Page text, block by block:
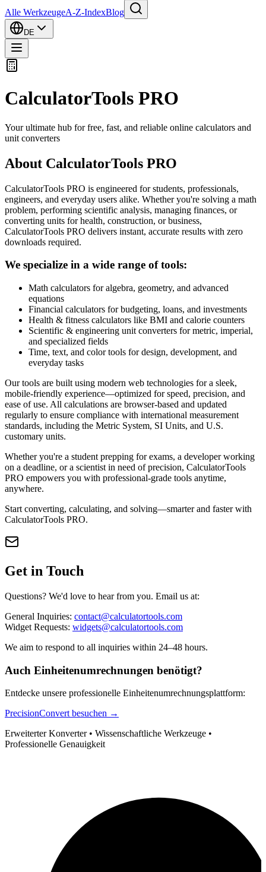
Alle WerkzeugeA-Z-IndexBlog
DE
CalculatorTools PRO
Your ultimate hub for free, fast, and reliable online calculators and
unit converters
About CalculatorTools PRO
CalculatorTools PRO is engineered for students, professionals,
engineers, and everyday users alike. Whether you're solving a math
problem, performing scientific analysis, managing finances, or
converting units for health, construction, or business,
CalculatorTools PRO delivers instant, accurate results with zero
downloads required.
We specialize in a wide range of tools:
Math calculators for algebra, geometry, and advanced
equations
Financial calculators for budgeting, loans, and investments
Health & fitness calculators like BMI and calorie counters
Scientific & engineering unit converters for metric, imperial,
and specialized fields
Time, text, and color tools for design, development, and
everyday tasks
Our tools are built using modern web technologies for a sleek,
mobile-friendly experience—optimized for speed, precision, and
ease of use. All calculations are browser-based and updated
regularly to ensure compliance with international measurement
standards, including the Metric System, SI Units, and U.S.
customary units.
Whether you're a student prepping for exams, a developer working
on a deadline, or a scientist in need of precision, CalculatorTools
PRO empowers you with professional-grade tools anytime,
anywhere.
Start converting, calculating, and solving—smarter and faster with
CalculatorTools PRO.
Get in Touch
Questions? We'd love to hear from you. Email us at:
General Inquiries: contact@calculatortools.com
Widget Requests: widgets@calculatortools.com
We aim to respond to all inquiries within 24–48 hours.
Auch Einheitenumrechnungen benötigt?
Entdecke unsere professionelle Einheitenumrechnungsplattform:
PrecisionConvert besuchen →
Erweiterter Konverter • Wissenschaftliche Werkzeuge •
Professionelle Genauigkeit